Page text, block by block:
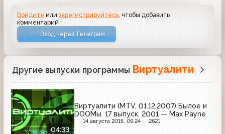
Войдите илизарегистрируйтесь , чтобы добавить
комментарий
Вход через Телеграм
Другие выпуски программы Виртуалити
04:33
Виртуалити (MTV, 01.12.2007) Былое и
DOOМы. 17 выпуск. 2001 — Max Payne
14 августа 2015, 09:24 2621